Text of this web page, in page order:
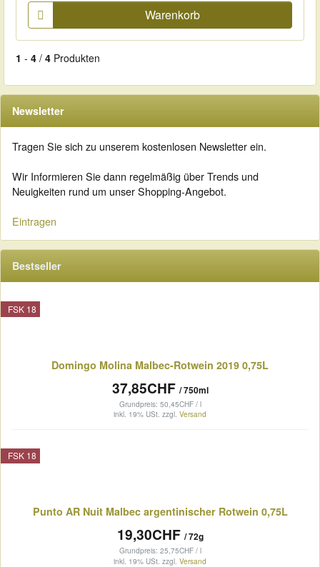
Warenkorb
1 - 4 / 4 Produkten
Newsletter
Tragen Sie sich zu unserem kostenlosen Newsletter ein.
Wir Informieren Sie dann regelmäßig über Trends und
Neuigkeiten rund um unser Shopping-Angebot.
Eintragen
Bestseller
FSK 18
Domingo Molina Malbec-Rotwein 2019 0,75L
37,85CHF / 750ml
Grundpreis: 50,45CHF / l
inkl. 19% USt. zzgl. Versand
FSK 18
Punto AR Nuit Malbec argentinischer Rotwein 0,75L
19,30CHF / 72g
Grundpreis: 25,75CHF / l
inkl. 19% USt. zzgl. Versand